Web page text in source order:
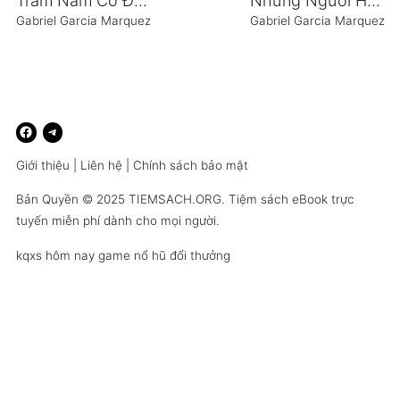
Gabriel Garcia Marquez Gabriel Garcia Marquez
Giới thiệu Liên hệ Chính sách bảo mật
Bản Quyền © 2025 TIEMSACH.ORG. Tiệm sách eBook trực
tuyến miễn phí dành cho mọi người.
kqxs hôm nay game nổ hũ đổi thưởng